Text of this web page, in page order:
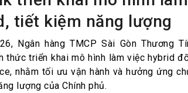
tiết kiệm năng lượng
Ngân hàng TMCP Sài Gòn Thương
thức triển khai mô hình làm việc hybrid
nhằm tối ưu vận hành và hưởng ứng
lượng của Chính phủ.